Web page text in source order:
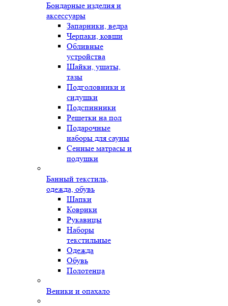
Бондарные изделия и
аксессуары
Запарники, ведра
Черпаки, ковши
Обливные
устройства
Шайки, ушаты,
тазы
Подголовники и
сидушки
Подспинники
Решетки на пол
Подарочные
наборы для сауны
Сенные матрасы и
подушки
Банный текстиль,
одежда, обувь
Шапки
Коврики
Рукавицы
Наборы
текстильные
Одежда
Обувь
Полотенца
Веники и опахало